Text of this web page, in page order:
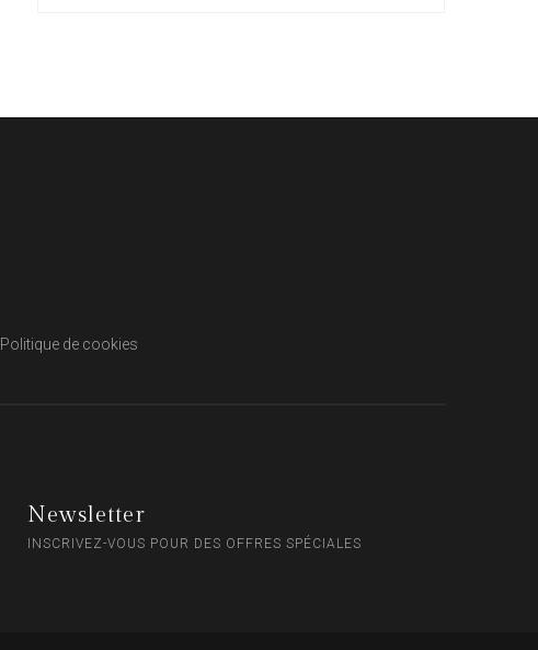
Politique de cookies
Newsletter
INSCRIVEZ-VOUS POUR DES OFFRES SPÉCIALES